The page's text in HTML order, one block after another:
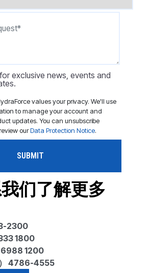
exclusive news, events and
values your privacy. We'll use
to manage your account and
updates. You can unsubscribe
ourData Protection Notice.
们了解更多
2300
1800
6988 1200
） 4786-4555